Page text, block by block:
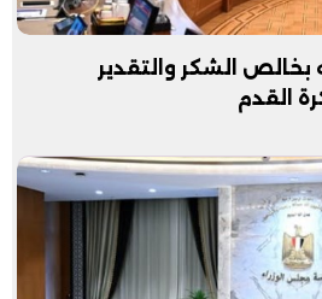
الشكر والتقدير
القدم